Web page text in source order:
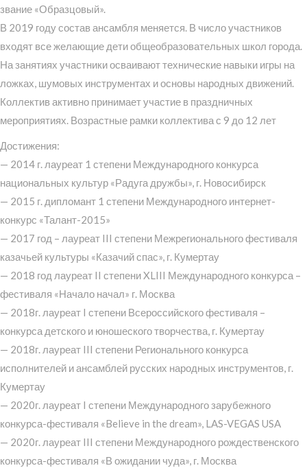
звание «Образцовый».
В 2019 году состав ансамбля меняется. В число участников
входят все желающие дети общеобразовательных школ города.
На занятиях участники осваивают технические навыки игры на
ложках, шумовых инструментах и основы народных движений.
Коллектив активно принимает участие в праздничных
мероприятиях. Возрастные рамки коллектива с 9 до 12 лет
Достижения:
— 2014 г. лауреат 1 степени Международного конкурса
национальных культур «Радуга дружбы», г. Новосибирск
— 2015 г. дипломант 1 степени Международного интернет-
конкурс «Талант-2015»
— 2017 год – лауреат III степени Межрегионального фестиваля
казачьей культуры «Казачий спас», г. Кумертау
— 2018 год лауреат II степени XLIII Международного конкурса –
фестиваля «Начало начал» г. Москва
— 2018г. лауреат I степени Всероссийского фестиваля –
конкурса детского и юношеского творчества, г. Кумертау
— 2018г. лауреат III степени Регионального конкурса
исполнителей и ансамблей русских народных инструментов, г.
Кумертау
— 2020г. лауреат I степени Международного зарубежного
конкурса-фестиваля «Believe in the dream», LAS-VEGAS USA
— 2020г. лауреат III степени Международного рождественского
конкурса-фестиваля «В ожидании чуда», г. Москва